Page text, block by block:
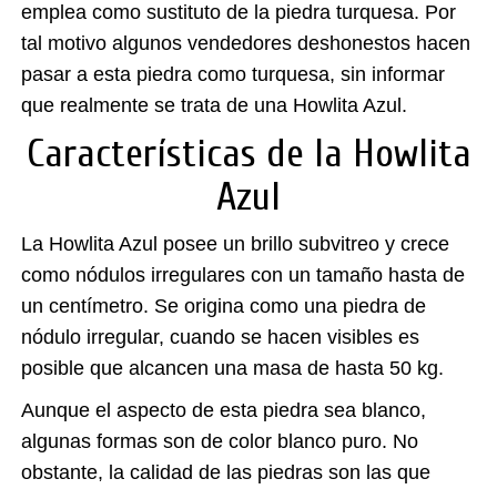
emplea como sustituto de la piedra turquesa. Por
tal motivo algunos vendedores deshonestos hacen
pasar a esta piedra como turquesa, sin informar
que realmente se trata de una Howlita Azul.
Características de la Howlita
Azul
La Howlita Azul posee un brillo subvitreo y crece
como nódulos irregulares con un tamaño hasta de
un centímetro. Se origina como una piedra de
nódulo irregular, cuando se hacen visibles es
posible que alcancen una masa de hasta 50 kg.
Aunque el aspecto de esta piedra sea blanco,
algunas formas son de color blanco puro. No
obstante, la calidad de las piedras son las que